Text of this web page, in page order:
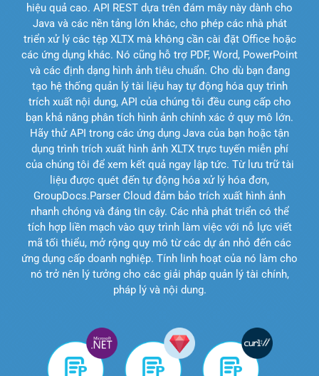
hiệu quả cao. API REST dựa trên đám mây này dành cho
Java và các nền tảng lớn khác, cho phép các nhà phát
triển xử lý các tệp XLTX mà không cần cài đặt Office hoặc
các ứng dụng khác. Nó cũng hỗ trợ PDF, Word, PowerPoint
và các định dạng hình ảnh tiêu chuẩn. Cho dù bạn đang
tạo hệ thống quản lý tài liệu hay tự động hóa quy trình
trích xuất nội dung, API của chúng tôi đều cung cấp cho
bạn khả năng phân tích hình ảnh chính xác ở quy mô lớn.
Hãy thử API trong các ứng dụng Java của bạn hoặc tận
dụng trình trích xuất hình ảnh XLTX trực tuyến miễn phí
của chúng tôi để xem kết quả ngay lập tức. Từ lưu trữ tài
liệu được quét đến tự động hóa xử lý hóa đơn,
GroupDocs.Parser Cloud đảm bảo trích xuất hình ảnh
nhanh chóng và đáng tin cậy. Các nhà phát triển có thể
tích hợp liền mạch vào quy trình làm việc với nỗ lực viết
mã tối thiểu, mở rộng quy mô từ các dự án nhỏ đến các
ứng dụng cấp doanh nghiệp. Tính linh hoạt của nó làm cho
nó trở nên lý tưởng cho các giải pháp quản lý tài chính,
pháp lý và nội dung.